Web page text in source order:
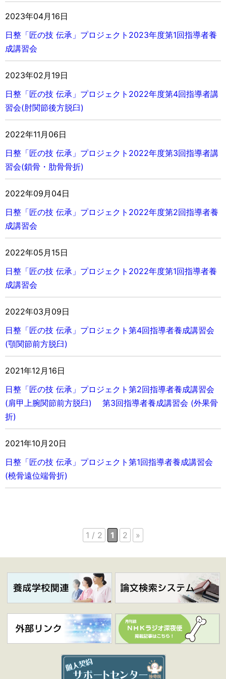
2023年04月16日
日整「匠の技 伝承」 プロジェクト 2023年度第1回指導者養
成講習会
2023年02月19日
日整「匠の技 伝承」 プロジェクト 2022年度第4回指導者講
習会(肘関節後方脱臼)
2022年11月06日
日整「匠の技 伝承」 プロジェクト 2022年度第3回指導者講
習会(鎖骨・肋骨骨折)
2022年09月04日
日整「匠の技 伝承」 プロジェクト 2022年度第2回指導者養
成講習会
2022年05月15日
日整「匠の技 伝承」 プロジェクト 2022年度第1回指導者養
成講習会
2022年03月09日
日整「匠の技 伝承」 プロジェクト 第4回指導者養成講習会
(顎関節前方脱臼)
2021年12月16日
日整「匠の技 伝承」 プロジェクト 第2回指導者養成講習会
(肩甲上腕関節前方脱臼) 第3回指導者養成講習会 (外果骨
折)
2021年10月20日
日整「匠の技 伝承」 プロジェクト 第1回指導者養成講習会
(橈骨遠位端骨折)
1 / 2 1 2 »